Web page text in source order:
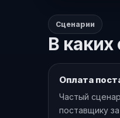
Сценарии
В
Оплата
Частый
поставщику